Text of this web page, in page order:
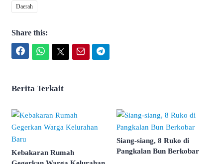
Daerah
Share this:
Berita Terkait
Kebakaran Rumah
Siang-siang, 8 Ruko di
Pangkalan Bun Berkobar